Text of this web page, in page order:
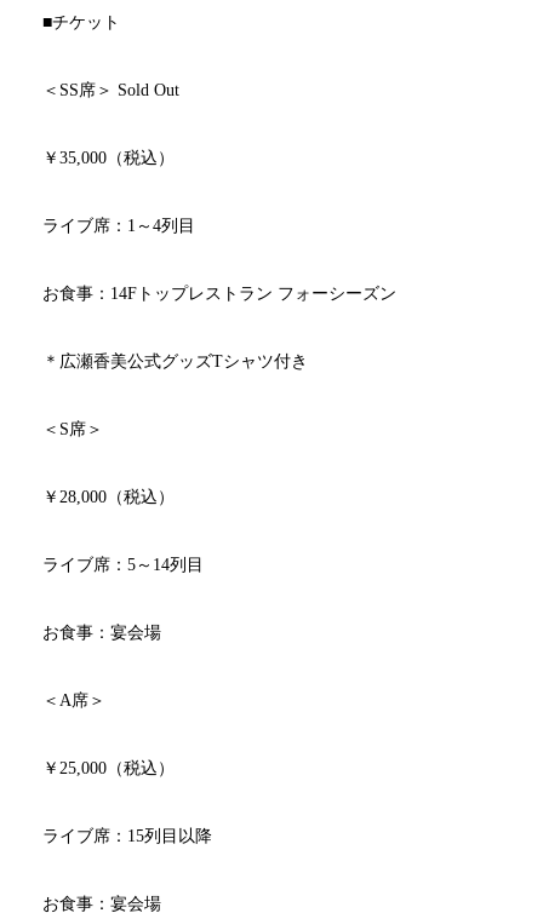
■チケット
＜ SS 席＞ Sold Out
￥ 35,000 （税込）
ライブ席： 1 ～ 4列目
お食事： 14F トップレストラン フォーシーズン
＊広瀬香美公式グッズTシャツ付き
＜ S 席＞
￥ 28,000 （税込）
ライブ席： 5 ～ 14列目
お食事：宴会場
＜ A 席＞
￥ 25,000 （税込）
ライブ席： 15列目以降
お食事：宴会場